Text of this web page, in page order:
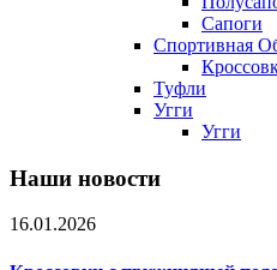
Сапоги
Спортивная
Туфли
Угги
Угги
Наши новости
16.01.2026